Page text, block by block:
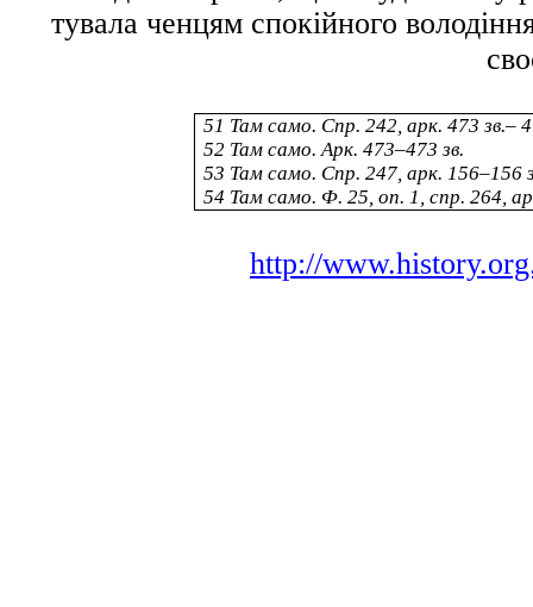
тувала ченцям спокійного
51 Там само. Спр. 242, арк. 473 зв.–
52 Там само. Арк. 473–473 зв.
53 Там само. Спр. 247, арк. 156–156
54 Там само. Ф. 25, оп. 1, спр. 264,
http://